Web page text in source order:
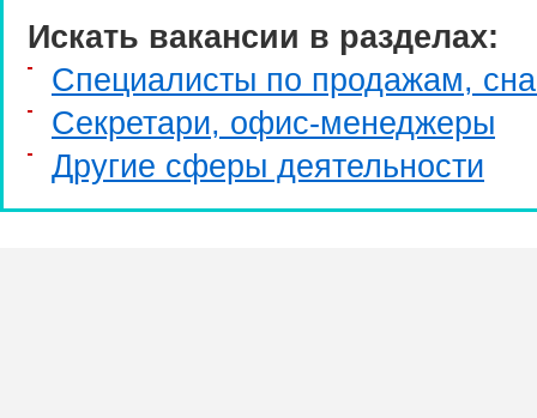
Искать вакансии в разделах:
Специалисты по продажам,
Секретари, офис-менеджеры
Другие сферы деятельности